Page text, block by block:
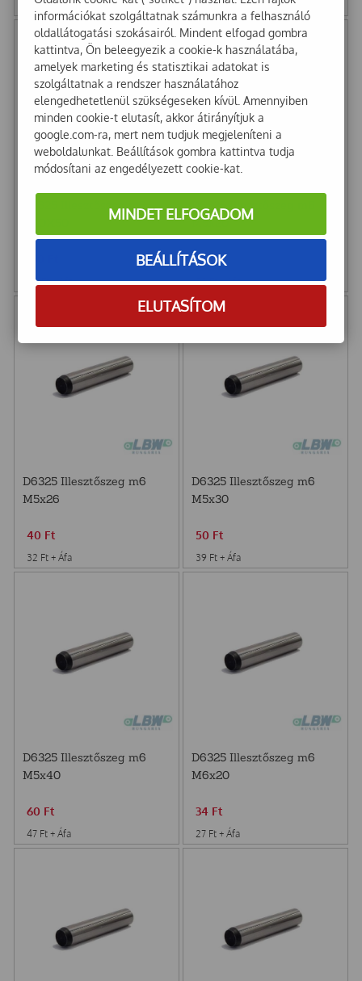
25Ft+ Áfa 50Ft+ Áfa
D6325 Illesztőszeg m6
118Ft+ Áfa
D6325 Illesztőszeg m6
M5x20
40Ft
32Ft+ Áfa
D6325 Illesztőszeg m6
M5x26
40 Ft
32 Ft + Áfa
D6325 Illesztőszeg m6
M5x30
50 Ft
39 Ft + Áfa
D6325 Illesztőszeg m6
M5x40
60 Ft
47 Ft + Áfa
D6325 Illesztőszeg m6
M6x20
34 Ft
27 Ft + Áfa
információkat szolgáltatnak számunkra a felhasználó
oldallátogatási szokásairól. Mindent elfogad gombra
kattintva, Ön beleegyezik a cookie-k használatába,
amelyek marketing és statisztikai adatokat is
szolgáltatnak a rendszer használatához
elengedhetetlenül szükségeseken kívül. Amennyiben
minden cookie-t elutasít, akkor átirányítjuk a
google.com-ra, mert nem tudjuk megjeleníteni a
weboldalunkat. Beállítások gombra kattintva tudja
módosítani az engedélyezett cookie-kat.
MINDET ELFOGADOM
BEÁLLÍTÁSOK
ELUTASÍTOM